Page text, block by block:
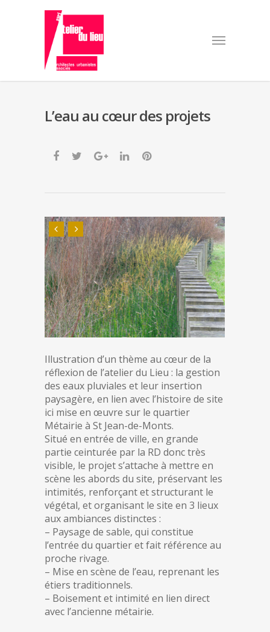
L’eau au cœur des projets
Illustration d’un thème au cœur de la
réflexion de l’atelier du Lieu : la gestion
des eaux pluviales et leur insertion
paysagère, en lien avec l’histoire de site
ici mise en œuvre sur le quartier
Métairie à St Jean-de-Monts.
Situé en entrée de ville, en grande
partie ceinturée par la RD donc très
visible, le projet s’attache à mettre en
scène les abords du site, préservant les
intimités, renforçant et structurant le
végétal, et organisant le site en 3 lieux
aux ambiances distinctes :
– Paysage de sable, qui constitue
l’entrée du quartier et fait référence au
proche rivage.
– Mise en scène de l’eau, reprenant les
étiers traditionnels.
– Boisement et intimité en lien direct
avec l’ancienne métairie.